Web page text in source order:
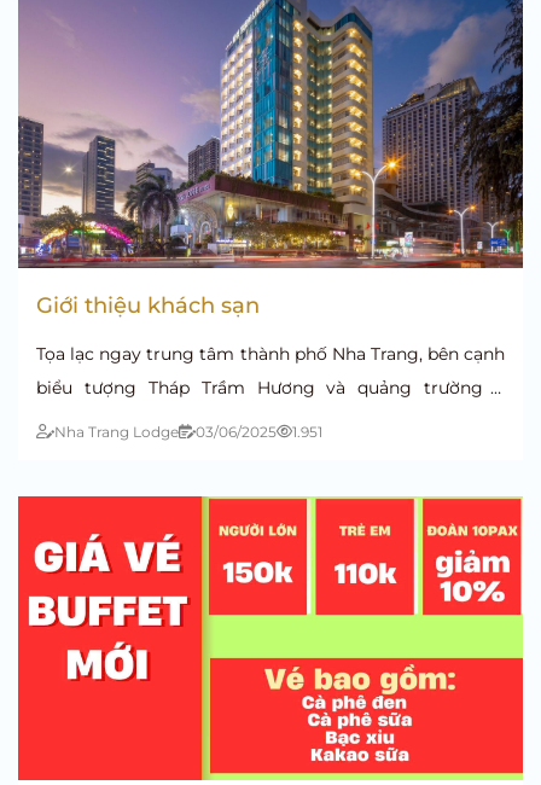
Giới thiệu khách sạn
Tọa lạc ngay trung tâm thành phố Nha Trang, bên cạnh
biểu tượng Tháp Trầm Hương và quảng trường 2
Tháng 4 sôi động, Nha Trang Lodge Hotel là điểm dừng
Nha Trang Lodge 03/06/2025 1.951